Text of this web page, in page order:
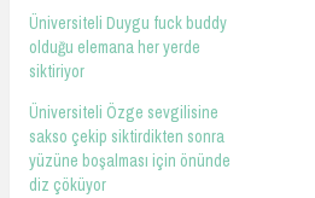
Üniversiteli Duygu fuck buddy
olduğu elemana her yerde
siktiriyor
Üniversiteli Özge sevgilisine
sakso çekip siktirdikten sonra
yüzüne boşalması için önünde
diz çöküyor